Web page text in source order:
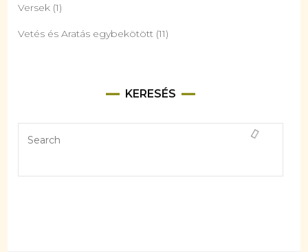
Versek (1)
Vetés és Aratás egybekötött (11)
KERESÉS